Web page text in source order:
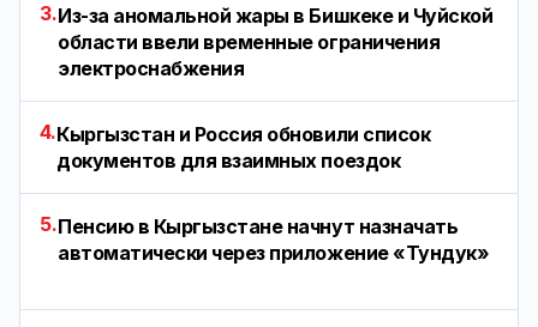
3.Из-за аномальной жары в Бишкеке и Чуйской
области ввели временные ограничения
электроснабжения
4.Кыргызстан и Россия обновили список
документов для взаимных поездок
5.Пенсию в Кыргызстане начнут назначать
автоматически через приложение «Тундук»